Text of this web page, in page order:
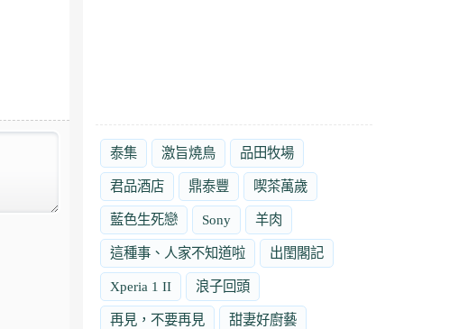
泰集 激旨燒鳥 品田牧場
君品酒店 鼎泰豐 喫茶萬歲
藍色生死戀 Sony 羊肉
這種事、人家不知道啦 出閨閣記
Xperia 1 II 浪子回頭
再見，不要再見 甜妻好廚藝